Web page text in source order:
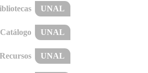
UNAL
Catálogo UNAL
Recursos UNAL